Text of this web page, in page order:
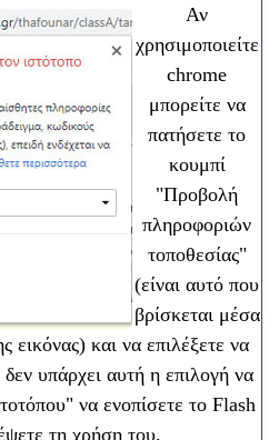
Αν
χρησιμοποιείτε
chrome
μπορείτε να
πατήσετε το
κουμπί
"Προβολή
πληροφοριών
τοποθεσίας"
(είναι αυτό που
βρίσκεται μέσα
εικόνας) και να επιλέξετε να
υπάρχει αυτή η επιλογή να
να ενοπίσετε το Flash
τη χρήση του.